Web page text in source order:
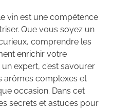
vin est une compétence
Que vous soyez un
comprendre les
enrichir votre
expert, c’est savourer
arômes complexes et
occasion. Dans cet
secrets et astuces pour